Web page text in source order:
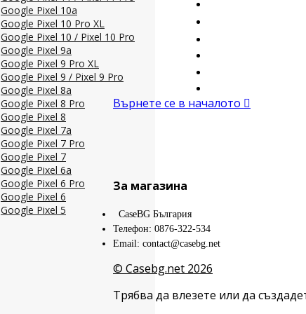
Google Pixel 10a
Google Pixel 10 Pro XL
Google Pixel 10 / Pixel 10 Pro
Google Pixel 9a
Google Pixel 9 Pro XL
Google Pixel 9 / Pixel 9 Pro
Google Pixel 8a
Google Pixel 8 Pro
Google Pixel 8
Google Pixel 7a
Google Pixel 7 Pro
Google Pixel 7
Google Pixel 6a
Google Pixel 6 Pro
Google Pixel 6
Google Pixel 5
Върнете се в началото 
За магазина
CaseBG България
Телефон: 0876-322-534
Email: contact@casebg.net
© Casebg.net 2026
Трябва да влезете или да